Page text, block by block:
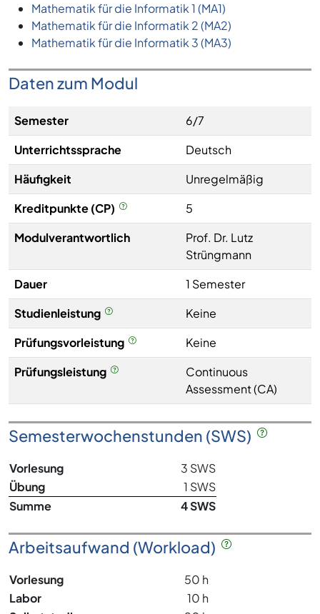
Mathematik für die Informatik 1 (MA1)
Mathematik für die Informatik 2 (MA2)
Mathematik für die Informatik 3 (MA3)
Daten zum Modul
Semester
6/7
Unterrichtssprache
Deutsch
Häufigkeit
Unregelmäßig
Kreditpunkte (CP)
5
Modulverantwortlich
Prof. Dr. Lutz
Strüngmann
Dauer
1 Semester
Studienleistung
Keine
Prüfungsvorleistung
Keine
Prüfungsleistung
Continuous
Assessment (CA)
Semesterwochenstunden (SWS)
Vorlesung
3 SWS
Übung
1 SWS
Summe
4 SWS
Arbeitsaufwand (Workload)
Vorlesung
50 h
Labor
10 h